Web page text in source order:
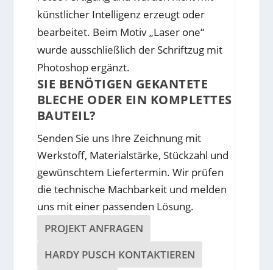
künstlicher Intelligenz erzeugt oder
bearbeitet. Beim Motiv „Laser one“
wurde ausschließlich der Schriftzug mit
Photoshop ergänzt.
SIE BENÖTIGEN GEKANTETE
BLECHE ODER EIN KOMPLETTES
BAUTEIL?
Senden Sie uns Ihre Zeichnung mit
Werkstoff, Materialstärke, Stückzahl und
gewünschtem Liefertermin. Wir prüfen
die technische Machbarkeit und melden
uns mit einer passenden Lösung.
PROJEKT ANFRAGEN
HARDY PUSCH KONTAKTIEREN